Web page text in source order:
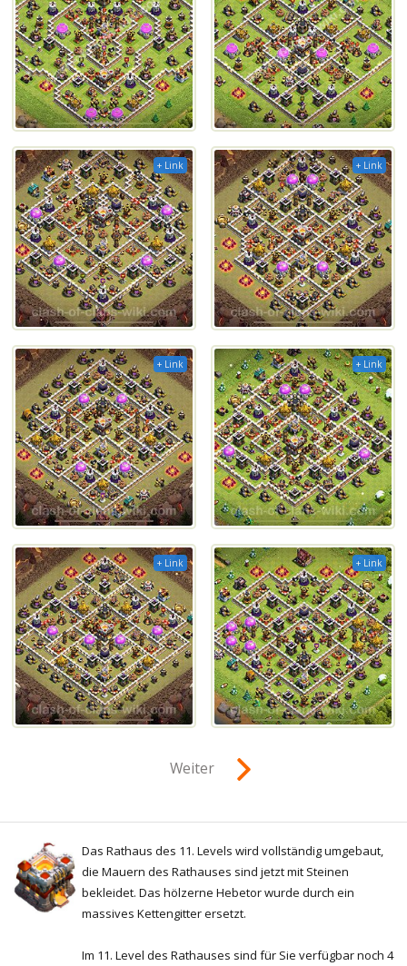
+ Link + Link
+ Link + Link
+ Link + Link
Weiter
Das Rathaus des 11. Levels wird vollständig umgebaut,
die Mauern des Rathauses sind jetzt mit Steinen
bekleidet. Das hölzerne Hebetor wurde durch ein
massives Kettengitter ersetzt.
Im 11. Level des Rathauses sind für Sie verfügbar noch 4